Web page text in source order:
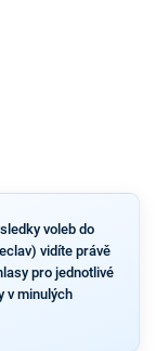
voleb do
vidíte právě
pro jednotlivé
v minulých